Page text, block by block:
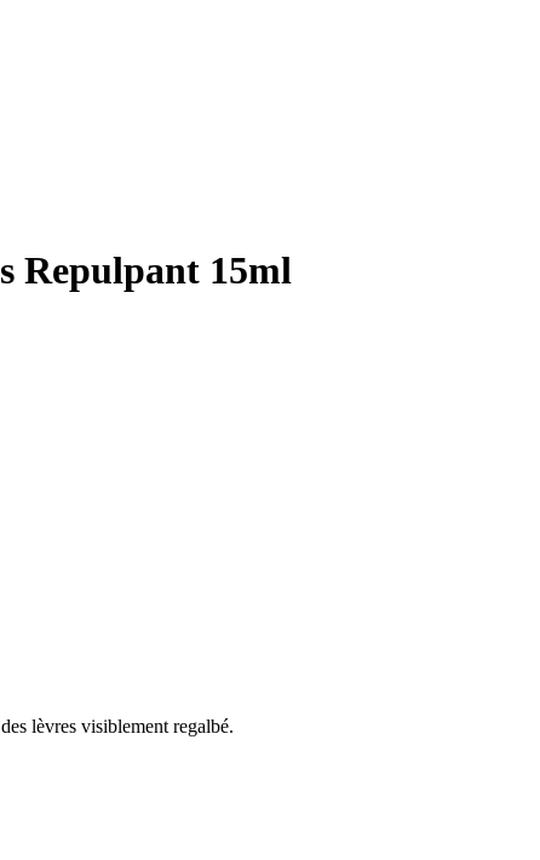
Repulpant 15ml
lèvres visiblement regalbé.